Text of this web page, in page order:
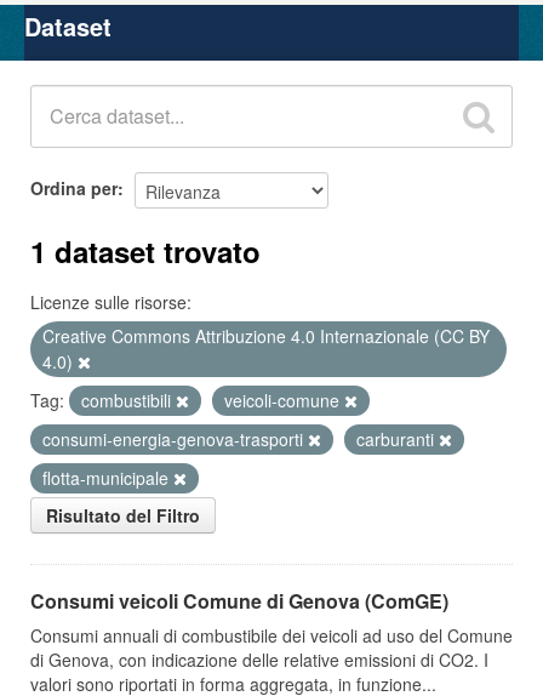
Organizzazioni
Gruppi
Dataset
Ordina per
1 dataset trovato
Licenze sulle risorse:
Creative Commons Attribuzione 4.0 Internazionale (CC BY
4.0)
Tag:
combustibili
veicoli-comune
consumi-energia-genova-trasporti
carburanti
flotta-municipale
Risultato del Filtro
Consumi veicoli Comune di Genova (ComGE)
Consumi annuali di combustibile dei veicoli ad uso del Comune
di Genova, con indicazione delle relative emissioni di CO2. I
valori sono riportati in forma aggregata, in funzione...